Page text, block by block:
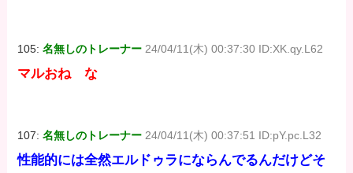
105:名無しのトレーナー 24/04/11(木) 00:37:30 ID:XK.qy.L62
マルおね な
107:名無しのトレーナー 24/04/11(木) 00:37:51 ID:pY.pc.L32
性能的には全然エルドゥラにならんでるんだけどそ